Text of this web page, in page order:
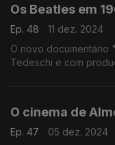
Os Beatles em
Ep. 48
11 dez. 2024
O novo documentário
Tedeschi e com
O cinema de
Ep. 47
05 dez. 2024